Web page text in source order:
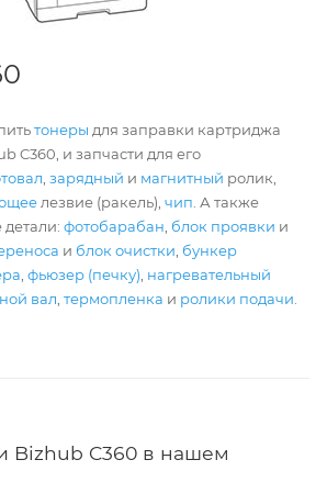
тонеры для заправки картриджа
C360, и запчасти для его
зарядный и магнитный ролик,
лезвие (ракель), чип . А также
детали: фотобарабан блок проявки и
и блок очистки бункер
фьюзер (печку) нагревательный
вал термопленка и ролики подачи
Bizhub C360 в нашем